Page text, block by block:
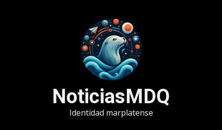
NoticiasMDQ
Identidad marplatense